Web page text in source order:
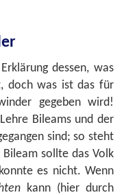
dessen, was
doch was ist das für
gegeben wird!
Bileams und der
sind; so steht
Bileam sollte das Volk
es nicht. Wenn
kann (hier durch